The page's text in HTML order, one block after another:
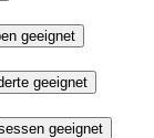
geeignet
geeignet
geeignet